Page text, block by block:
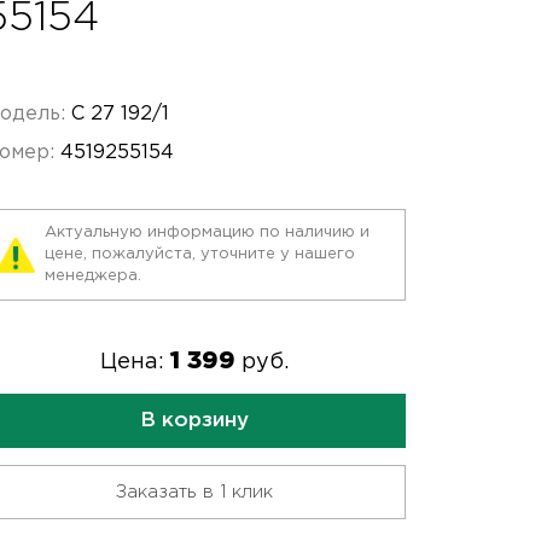
C 27 192/1
4519255154
Актуальную информацию по наличию и
цене, пожалуйста, уточните у нашего
менеджера.
Цена: 1 399 руб.
В корзину
Заказать в 1 клик